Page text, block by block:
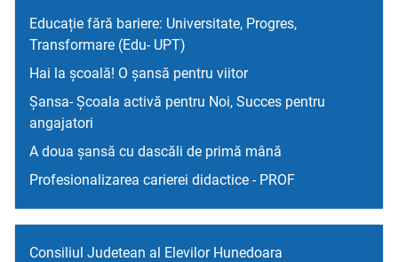
Educație fără bariere: Universitate, Progres,
Transformare (Edu- UPT)
Hai la școală! O șansă pentru viitor
Șansa- Școala activă pentru Noi, Succes pentru
angajatori
A doua șansă cu dascăli de primă mână
Profesionalizarea carierei didactice - PROF
Consiliul Judetean al Elevilor Hunedoara